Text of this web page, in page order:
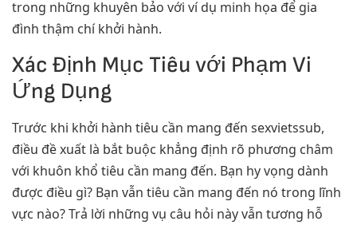
trong những khuyên bảo với ví dụ minh họa để gia
đình thậm chí khởi hành.
Xác Định Mục Tiêu với Phạm Vi
Ứng Dụng
Trước khi khởi hành tiêu cần mang đến sexvietssub,
điều đề xuất là bắt buộc khẳng định rõ phương châm
với khuôn khổ tiêu cần mang đến. Bạn hy vọng dành
được điều gì? Bạn vẫn tiêu cần mang đến nó trong lĩnh
vực nào? Trả lời những vụ câu hỏi này vẫn tương hỗ